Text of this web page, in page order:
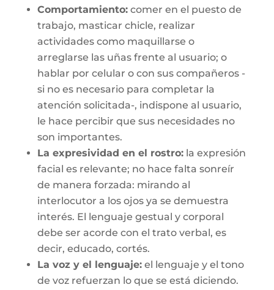
Comportamiento:comer en el puesto de
trabajo, masticar chicle, realizar
actividades como maquillarse o
arreglarse las uñas frente al usuario; o
hablar por celular o con sus compañeros -
si no es necesario para completar la
atención solicitada-, indispone al usuario,
le hace percibir que sus necesidades no
son importantes.
La expresividad en el rostro:la expresión
facial es relevante; no hace falta sonreír
de manera forzada: mirando al
interlocutor a los ojos ya se demuestra
interés. El lenguaje gestual y corporal
debe ser acorde con el trato verbal, es
decir, educado, cortés.
La voz y el lenguaje:el lenguaje y el tono
de voz refuerzan lo que se está diciendo.